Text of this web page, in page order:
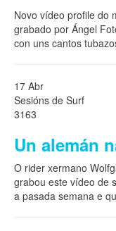
Novo vídeo profile do
grabado por Ángel
con uns cantos
17 Abr
Sesións de Surf
3163
Un alemán
O rider xermano
grabou este vídeo de
a pasada semana e